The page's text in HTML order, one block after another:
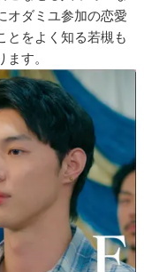
オダミユ参加の恋愛
とをよく知る若槻も
す。